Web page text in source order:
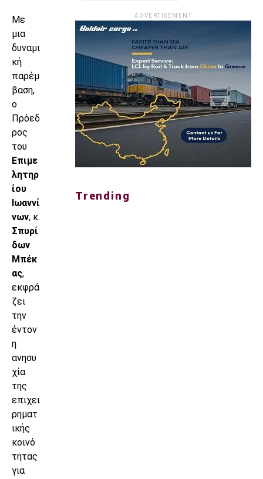
Με
μια
δυναμι
κή
παρέμ
βαση,
ο
Πρόεδ
ρος
του
Επιμε
λητηρ
ίου
Ιωαννί
νων, κ.
Σπυρί
δων
Μπέκ
ας,
εκφρά
ζει
την
έντον
η
ανησυ
χία
της
επιχει
ρηματ
ικής
κοινό
τητας
για
ADVERTISEMENT
Trending